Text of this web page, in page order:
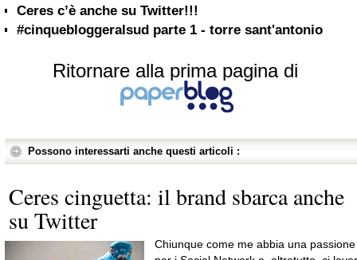
Ceres c’è anche su Twitter!!!
#cinquebloggeralsud parte 1 - torre sant'antonio
Ritornare alla prima pagina di
Possono interessarti anche questi articoli :
Ceres cinguetta: il brand sbarca anche
su Twitter
Chiunque come me abbia una passione